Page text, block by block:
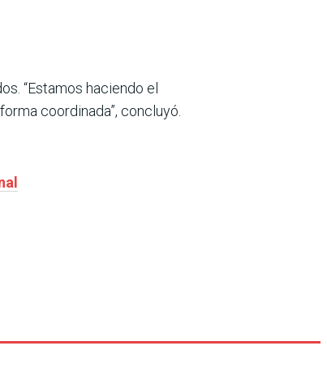
“Estamos haciendo el
coordinada”, concluyó.